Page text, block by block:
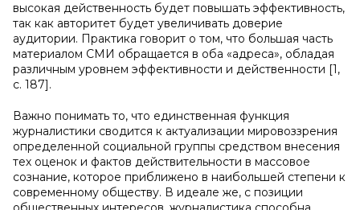
высокая действенность будет повышать эффективность,
так как авторитет будет увеличивать доверие
аудитории. Практика говорит о том, что большая часть
материалом СМИ обращается в оба «адреса», обладая
различным уровнем эффективности и действенности [1,
c. 187].
Важно понимать то, что единственная функция
журналистики сводится к актуализации мировоззрения
определенной социальной группы средством внесения
тех оценок и фактов действительности в массовое
сознание, которое приближено в наибольшей степени к
современному обществу. В идеале же, с позиции